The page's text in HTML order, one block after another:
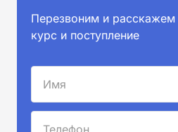
Перезвоним и
курс и поступление